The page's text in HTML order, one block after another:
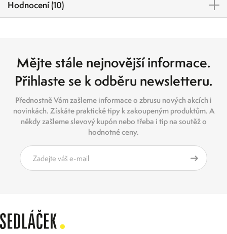
Hodnocení (10)
Mějte stále nejnovější informace.
Přihlaste se k odběru newsletteru.
Přednostně Vám zašleme informace o zbrusu nových akcích i
novinkách. Získáte praktické tipy k zakoupeným produktům. A
někdy zašleme slevový kupón nebo třeba i tip na soutěž o
hodnotné ceny.